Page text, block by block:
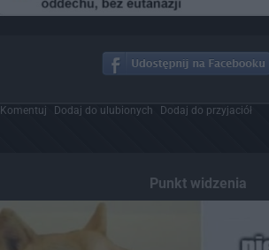
Komentuj Dodaj do ulubionych Dodaj do przyjaciół
Punkt widzenia